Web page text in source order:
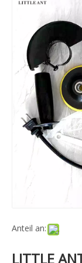
Anteil an:
LITTLE